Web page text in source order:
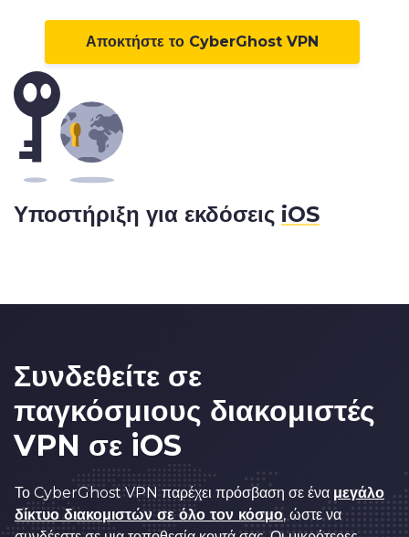
Αποκτήστε το CyberGhost VPN
Υποστήριξη για εκδόσεις iOS
Συνδεθείτε σε
παγκόσμιους διακομιστές
VPN σε iOS
Το CyberGhost VPN παρέχει πρόσβαση σε ένα μεγάλο
δίκτυο διακομιστών σε όλο τον κόσμο, ώστε να